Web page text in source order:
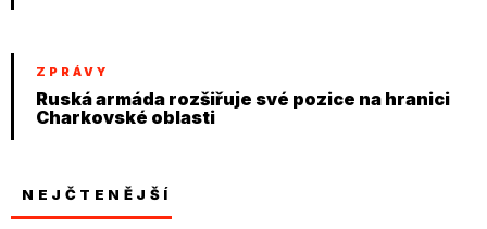
ZPRÁVY
Ruská armáda rozšiřuje své pozice na hranici
Charkovské oblasti
NEJČTENĚJŠÍ